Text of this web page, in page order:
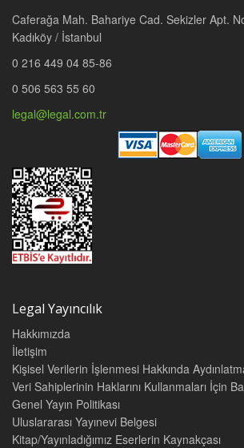
Caferağa Mah. Bahariye Cad. Sekizler Apt.
Kadıköy / İstanbul
0 216 449 04 85-86
0 506 563 55 60
legal@legal.com.tr
Legal Yayıncılık
Hakkımızda
İletişim
Kişisel Verilerin İşlenmesi Hakkında
Veri Sahiplerinin Haklarını Kullanmaları İçin
Genel Yayın Politikası
Uluslararası Yayınevi Belgesi
Kitap/Yayınladığımız Eserlerin Kaynakçası